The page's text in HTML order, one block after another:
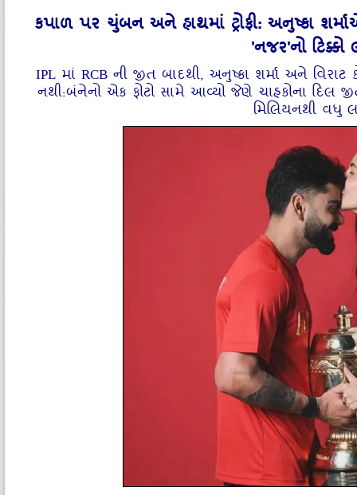
કપાળ પર ચુંબન અને હાથમાં ટ્રોફી: અનુષ્કા
'નજર'નો
IPL માં RCB ની જીત બાદથી, અનુષ્કા શર્મા અને વિરાટ
નથી:બંનેનો એક ફોટો સામે આવ્યો જેણે ચાહકોના દિલ
મિલિયનથી વધુ